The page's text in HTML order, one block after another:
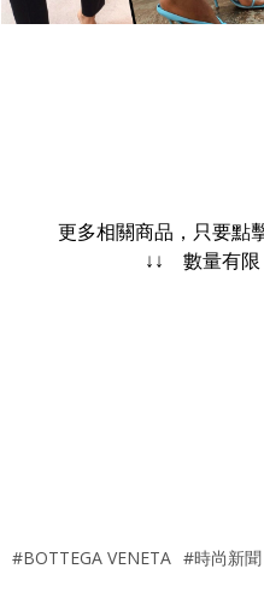
更多相關商品，只要點
↓↓ 數量有
#BOTTEGA VENETA #時尚新聞